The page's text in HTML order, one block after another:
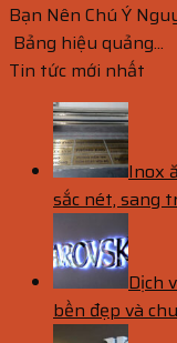
Bạn Nên Chú Ý
Bảng hiệu quảng...
Tin tức mới nhất
Inox
sắc nét, sang
Dịch
bền đẹp và